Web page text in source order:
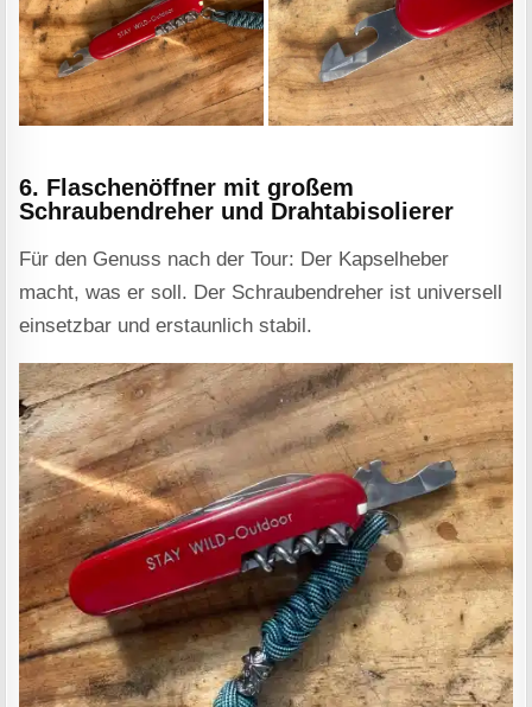
6. Flaschenöffner mit großem
Schraubendreher und Drahtabisolierer
Für den Genuss nach der Tour: Der Kapselheber
macht, was er soll. Der Schraubendreher ist universell
einsetzbar und erstaunlich stabil.